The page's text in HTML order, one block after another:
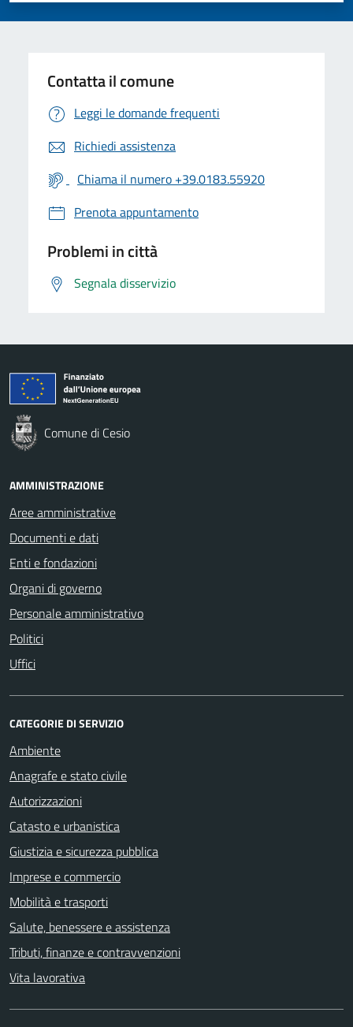
Contatta il comune
Leggi le domande frequenti
Richiedi assistenza
Chiama il numero +39.0183.55920
Prenota appuntamento
Problemi in città
Segnala disservizio
Comune di Cesio
AMMINISTRAZIONE
Aree amministrative
Documenti e dati
Enti e fondazioni
Organi di governo
Personale amministrativo
Politici
Uffici
CATEGORIE DI SERVIZIO
Ambiente
Anagrafe e stato civile
Autorizzazioni
Catasto e urbanistica
Giustizia e sicurezza pubblica
Imprese e commercio
Mobilità e trasporti
Salute, benessere e assistenza
Tributi, finanze e contravvenzioni
Vita lavorativa